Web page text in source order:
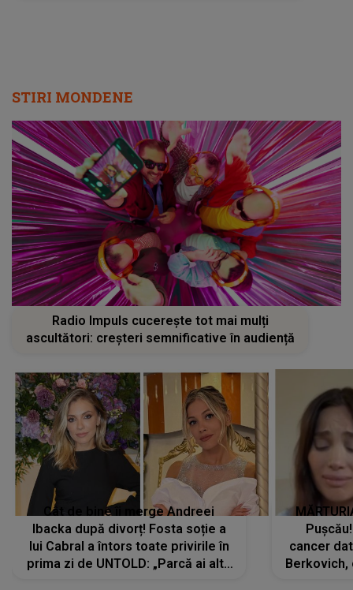
STIRI MONDENE
Radio Impuls cucerește tot mai mulți
ascultători: creșteri semnificative în audiență
Cât de bine îi merge Andreei
Ibacka după divorț! Fosta soție a
lui Cabral a întors toate privirile în
prima zi de UNTOLD: „Parcă ai altă
cancer
Berkovich,